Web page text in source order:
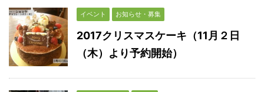
イベント お知らせ・募集
2017クリスマスケーキ（11月２日
（木）より予約開始）